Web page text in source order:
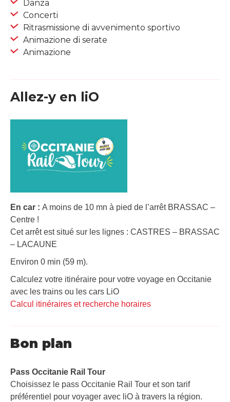
Danza
Concerti
Ritrasmissione di avvenimento sportivo
Animazione di serate
Animazione
Allez-y en liO
En car : A moins de 10 mn à pied de l’arrêt BRASSAC –
Centre !
Cet arrêt est situé sur les lignes : CASTRES – BRASSAC
– LACAUNE
Environ 0 min (59 m).
Calculez votre itinéraire pour votre voyage en Occitanie
avec les trains ou les cars LiO
Calcul itinéraires et recherche horaires
Bon plan
Pass Occitanie Rail Tour​
Choisissez le pass Occitanie Rail Tour et son tarif
préférentiel pour voyager avec liO à travers la région.